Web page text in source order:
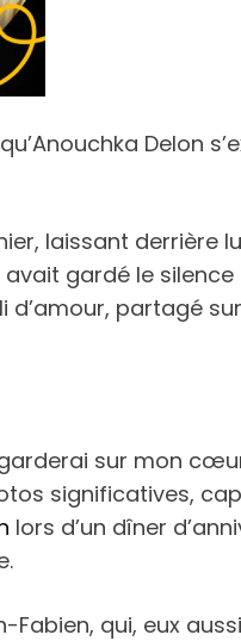
Delon
laissant derrière
gardé le
partagé
sur mon
significatives,
lors d’un dîner
qui, eux